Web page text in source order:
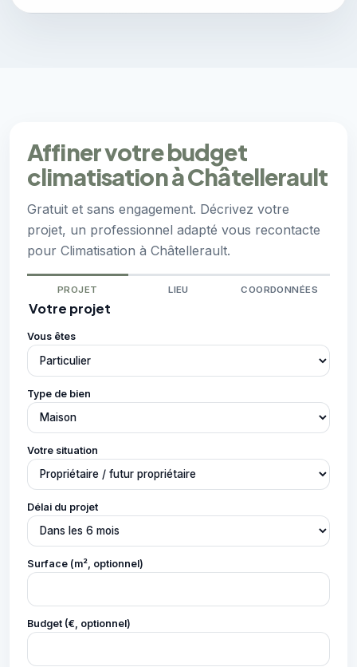
Affiner votre budget
climatisation à Châtellerault
Gratuit et sans engagement. Décrivez votre
projet, un professionnel adapté vous recontacte
pour Climatisation à Châtellerault.
PROJET LIEU COORDONNÉES
Votre projet
Vous êtes
Type de bien
Votre situation
Délai du projet
Surface (m², optionnel)
Budget (€, optionnel)